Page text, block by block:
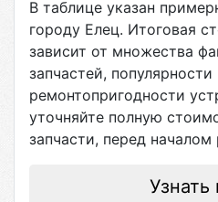
В таблице указан
городу Елец. Итоговая
зависит от множества
запчастей,
ремонтопригодности
уточняйте полную
запчасти, перед началом
Узнать